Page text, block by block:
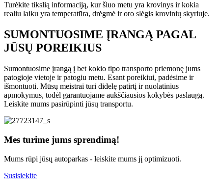
Turėkite tikslią informaciją, kur šiuo metu yra krovinys ir kokia
realiu laiku yra temperatūra, drėgmė ir oro slėgis krovinių skyriuje.
SUMONTUOSIME ĮRANGĄ PAGAL
JŪSŲ POREIKIUS
Sumontuosime įrangą į bet kokio tipo transporto priemonę jums
patogioje vietoje ir patogiu metu. Esant poreikiui, padėsime ir
išmontuoti. Mūsų meistrai turi didelę patirtį ir nuolatinius
apmokymus, todėl garantuojame aukščiausios kokybės paslaugą.
Leiskite mums pasirūpinti jūsų transportu.
Mes turime jums sprendimą!
Mums rūpi jūsų autoparkas - leiskite mums jį optimizuoti.
Susisiekite